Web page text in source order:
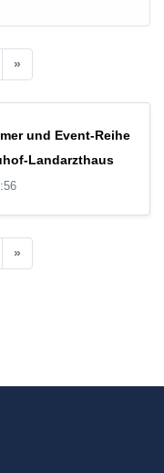
»
und Event-Reihe
Landarzthaus
»